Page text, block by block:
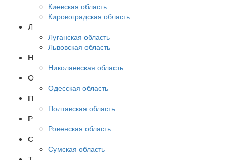
Киевская область
Кировоградская область
Л
Луганская область
Львовская область
Н
Николаевская область
О
Одесская область
П
Полтавская область
Р
Ровенская область
С
Сумская область